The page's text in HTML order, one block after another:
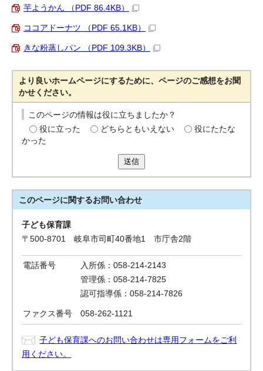
芋ようかん （PDF 86.4KB）
ココアドーナツ （PDF 65.1KB）
きな粉蒸しパン （PDF 109.3KB）
より良いホームページにするために、ページのご感想をお聞
かせください。
このページの情報は役に立ちましたか？
役に立った
どちらともいえない
役にたたな
かった
送信
このページに関するお問い合わせ
子ども保育課
〒500-8701 岐阜市司町40番地1 市庁舎2階
電話番号
入所係：058-214-2143
管理係：058-214-7825
認可指導係：058-214-7826
ファクス番号 058-262-1121
子ども保育課へのお問い合わせは専用フォームをご利
用ください。